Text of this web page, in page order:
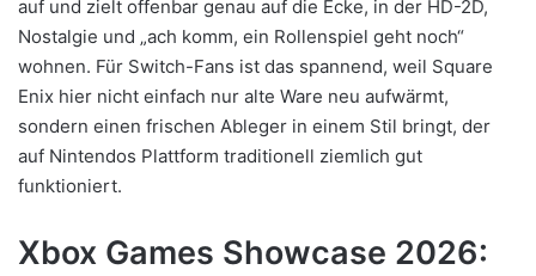
auf und zielt offenbar genau auf die Ecke, in der HD-2D,
Nostalgie und „ach komm, ein Rollenspiel geht noch“
wohnen. Für Switch-Fans ist das spannend, weil Square
Enix hier nicht einfach nur alte Ware neu aufwärmt,
sondern einen frischen Ableger in einem Stil bringt, der
auf Nintendos Plattform traditionell ziemlich gut
funktioniert.
Xbox Games Showcase 2026: